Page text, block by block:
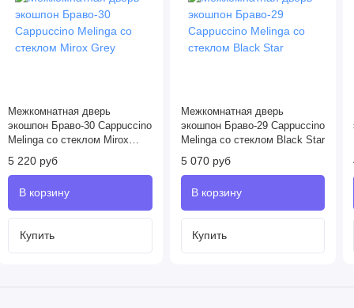
Межкомнатная дверь
экошпон Браво-30 Cappuccino
Melinga со стеклом Mirox
Grey
5 220 руб
Купить
Межкомнатная дверь
экошпон Браво-29 Cappuccino
Melinga со стеклом Black Star
5 070 руб
Купить